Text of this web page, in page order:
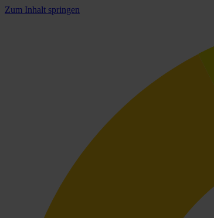
Zum Inhalt springen